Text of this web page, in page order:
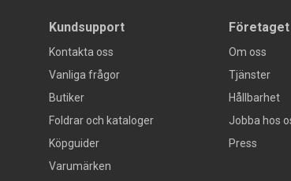
Kundsupport
Kontakta oss
Vanliga frågor
Butiker
Foldrar och kataloger
Köpguider
Varumärken
Företaget
Om oss
Tjänster
Hållbarhet
Jobba hos
Press